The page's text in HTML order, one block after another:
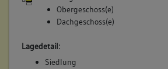
Obergeschoss(e)
Dachgeschoss(e)
Lagedetail:
Siedlung